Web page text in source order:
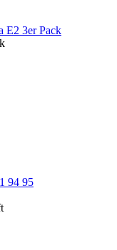
E2 3er Pack
94 95